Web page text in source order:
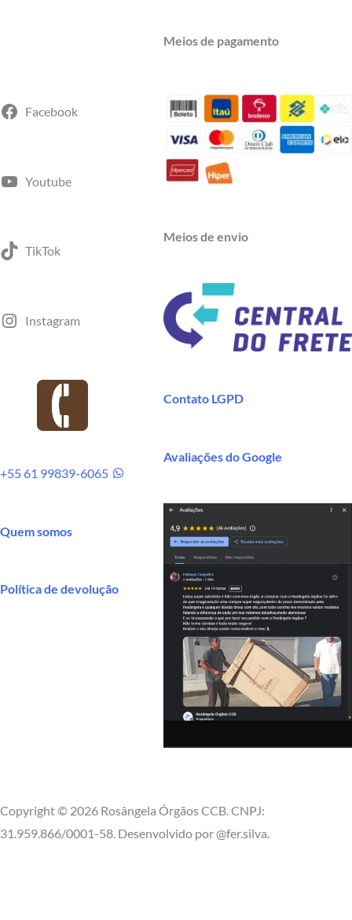
produto
Facebook
Youtube
TikTok
Instagram
+55 61 99839-6065
Quem somos
Política de devolução
Meios de pagamento
Meios de envio
Contato LGPD
Avaliações do Google
Copyright © 2026 Rosângela Órgãos CCB. CNPJ:
31.959.866/0001-58. Desenvolvido por @fer.silva.